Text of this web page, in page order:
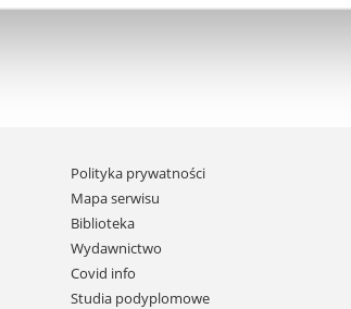
Pomiń
nawigację
i
przejdź
do
treści
Polityka prywatności
Mapa serwisu
Biblioteka
Wydawnictwo
Covid info
Studia podyplomowe